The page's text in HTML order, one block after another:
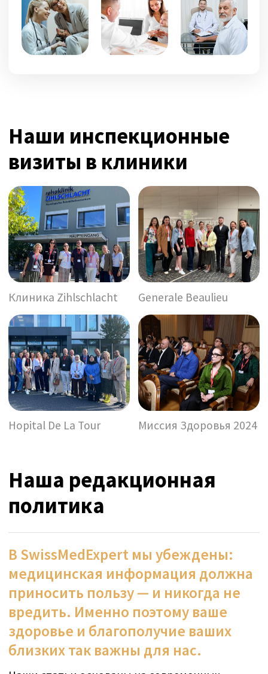
Мы сотрудничаем с экспертами и гордимся
тем, что переводим сложные медицинские
знания на простой и понятный язык.
Представьте нас как хорошо
Почему можно доверять
SwissMedExpert?
это особенно привлекательный вариант
лечения, потому что мы действуем в
ваших интересах. Мы гарантируем
абсолютную конфиденциальность и
приватность, что делает нас идеальным
выбором для тех, кто ценит полную
дискретность во время восстановления.
Мы обеспечиваем более высокий уровень
заботы и берем на себя большую
ответственность, чем при
самостоятельной организации поездки.
Мы считаем, что
самое важное —
это Вы— человек,
который
свое здоровье
Вот почему мы предлагаем Вам
лучшие и самые качественные услуги:
сервис премиум-класса и
медицинское лечение, основанное
на доказательной медицине. Мы